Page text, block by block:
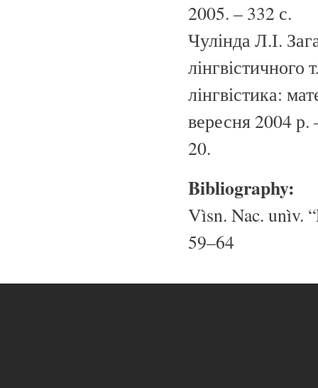
2005. – 332 с.
Чулінда Л.І.
лінгвістика:
вересня 2004
20.
Bibliography:
Vìsn. Nac. unìv.
59–64